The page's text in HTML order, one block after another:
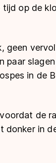
op de
geen
paar
in de
de
donker in